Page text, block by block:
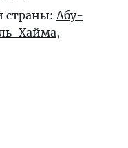
страны: Абу-
Хайма,